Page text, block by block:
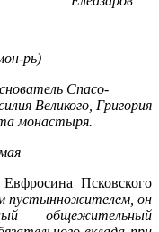
рь)
Спасо-
Великого, Григория
монастыря.
Псковского
пустынножителем, он
общежительный